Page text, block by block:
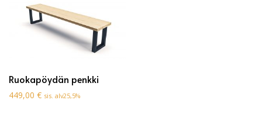
Ruokapöydän penkki
449,00 € sis. alv25,5%